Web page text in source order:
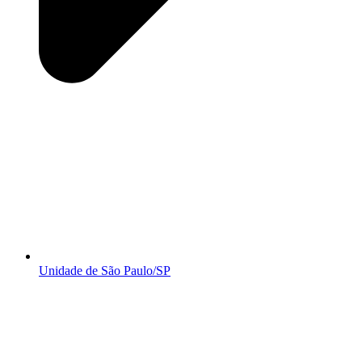
Unidade de São Paulo/SP